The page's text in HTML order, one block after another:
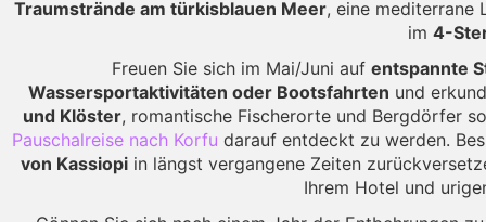
Traumstrände am türkisblauen Meer, eine mediterrane
im 4-
Freuen Sie sich im Mai/Juni auf entspannte
Wassersportaktivitäten oder Bootsfahrten und
und Klöster, romantische Fischerorte und Bergdörfer
Pauschalreise nach Korfu darauf entdeckt zu werden.
von Kassiopi in längst vergangene Zeiten
Ihrem Hotel und